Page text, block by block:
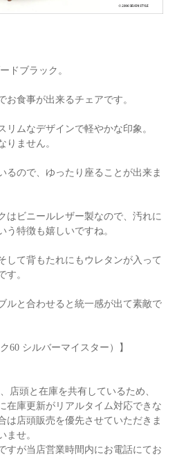
ドブラック。
お食事が出来るチェアです。
リムなデザインで軽やかな印象。
りません。
るので、ゆったり座ることが出来ま
はビニールレザー製なので、汚れに
う特徴も嬉しいですね。
して背もたれにもウレタンが入って
す。
ルと合わせると統一感が出て素敵で
60 シルバーマイスター）】
店頭と在庫を共有しているため、
在庫更新がリアルタイム対応できな
は店頭販売を優先させていただきま
ませ。
すが当店営業時間内にお電話にてお